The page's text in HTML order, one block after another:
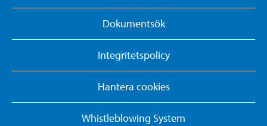
Dokumentsök
Integritetspolicy
Hantera cookies
Whistleblowing System